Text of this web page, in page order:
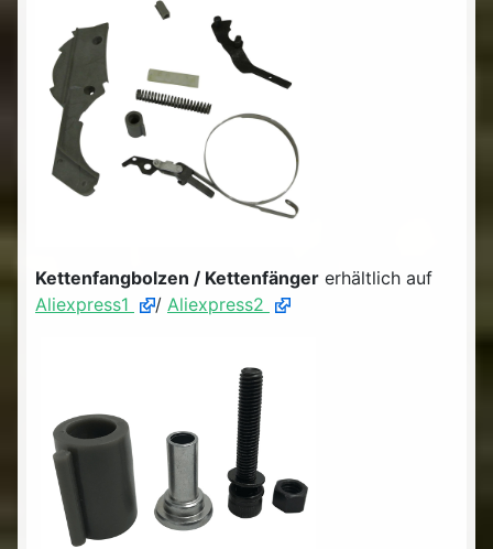
Kettenfangbolzen / Kettenfänger erhältlich auf
Aliexpress1
/ Aliexpress2